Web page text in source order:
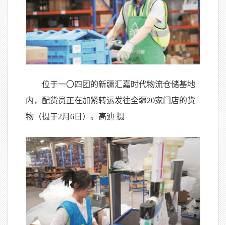
位于一〇四团的新疆汇嘉时代物流仓储基地
内，配货员正在加紧转运发往全疆20家门店的货
物（摄于2月6日）。高迪 摄